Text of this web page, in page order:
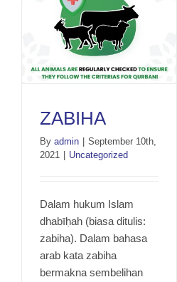
ZABIHA
By admin
September 10th,
2021
Uncategorized
Dalam hukum Islam
dhabīḥah (biasa ditulis:
zabiha). Dalam bahasa
arab kata zabiha
bermakna sembelihan